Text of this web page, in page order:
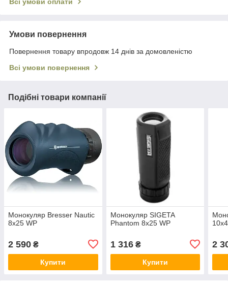
Всі умови оплати
Умови повернення
Повернення товару впродовж 14 днів за домовленістю
Всі умови повернення
Подібні товари компанії
Монокуляр Bresser Nautic
8x25 WP
2 590 ₴
Купити
Монокуляр SIGETA
Phantom 8x25 WP
1 316₴
Купити
2